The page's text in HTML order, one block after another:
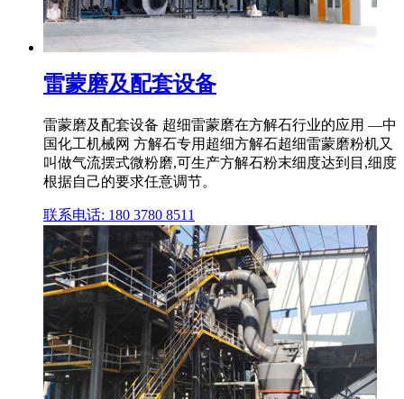
雷蒙磨及配套设备
雷蒙磨及配套设备 超细雷蒙磨在方解石行业的应用 —中
国化工机械网 方解石专用超细方解石超细雷蒙磨粉机又
叫做气流摆式微粉磨,可生产方解石粉末细度达到目,细度
根据自己的要求任意调节。
联系电话: 180 3780 8511